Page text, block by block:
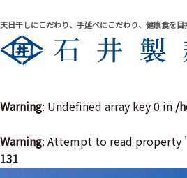
天日干しにこだわり、手延べにこだわり、健康食を
Warning: Undefined array key 0 in /
Warning: Attempt to read property
131